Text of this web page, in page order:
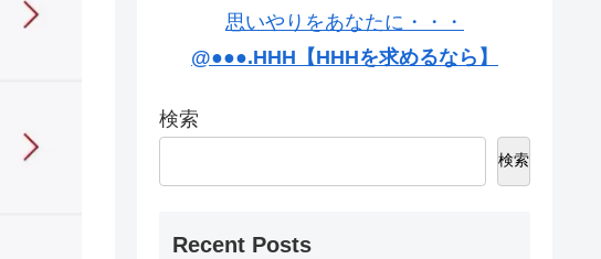
思いやりをあなたに・・・
@●●●.HHH【HHHを求めるなら】
検索
検索
Recent Posts